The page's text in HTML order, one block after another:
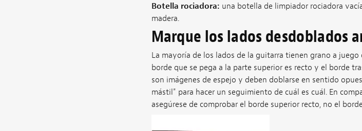
Botella rociadora: una botella de limpiador rociadora
madera.
Marque los lados desdoblados
La mayoría de los lados de la guitarra tienen grano a
borde que se pega a la parte superior es recto y el borde
son imágenes de espejo y deben doblarse en sentido
mástil" para hacer un seguimiento de cuál es cuál. En
asegúrese de comprobar el borde superior recto, no el